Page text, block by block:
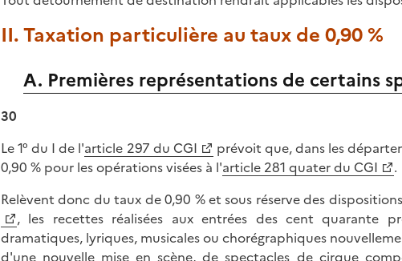
II. Taxation particulière au taux de 0,90 %
A. Premières représentations de certains
30
Le 1° du I de l'article 297 du CGI
prévoit que, dans les
0,90 % pour les opérations visées à l'article 281 quater du CGI
.
Relèvent donc du taux de 0,90 % et sous réserve des
, les recettes réalisées aux entrées des cent quarante
dramatiques, lyriques, musicales ou chorégraphiques
d'une nouvelle mise en scène, de spectacles de cirque